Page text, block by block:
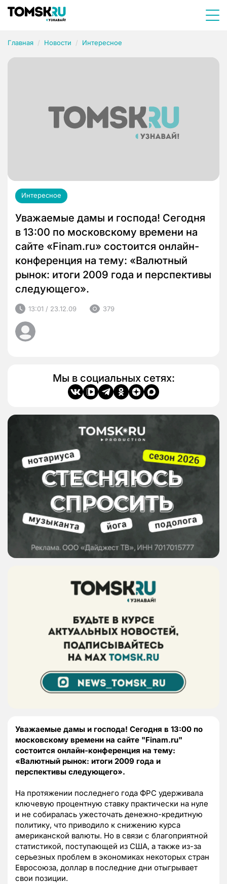
Главная Новости Интересное
Интересное
Уважаемые дамы и господа! Сегодня
в 13:00 по московскому времени на
сайте «Finam.ru» состоится онлайн-
конференция на тему: «Валютный
рынок: итоги 2009 года и перспективы
следующего».
13:01 / 23.12.09 379
Мы в социальных сетях:
Уважаемые дамы и господа! Сегодня в 13:00 по
московскому времени на сайте "Finam.ru"
состоится онлайн-конференция на тему:
«Валютный рынок: итоги 2009 года и
перспективы следующего».
На протяжении последнего года ФРС удерживала
ключевую процентную ставку практически на нуле
и не собиралась ужесточать денежно-кредитную
политику, что приводило к снижению курса
американской валюты. Но в связи с благоприятной
статистикой, поступающей из США, а также из-за
серьезных проблем в экономиках некоторых стран
Евросоюза, доллар в последние дни отыгрывает
свои позиции.